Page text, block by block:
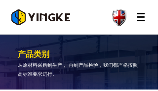
产品类别
从原材料采购到生产， 再到产品检验，我们都严格按照
高标准要求进行。